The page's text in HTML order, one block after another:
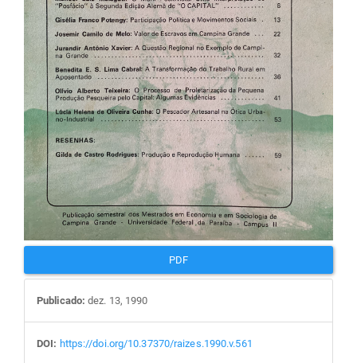
PDF
Publicado: dez. 13, 1990
DOI: https://doi.org/10.37370/raizes.1990.v.561